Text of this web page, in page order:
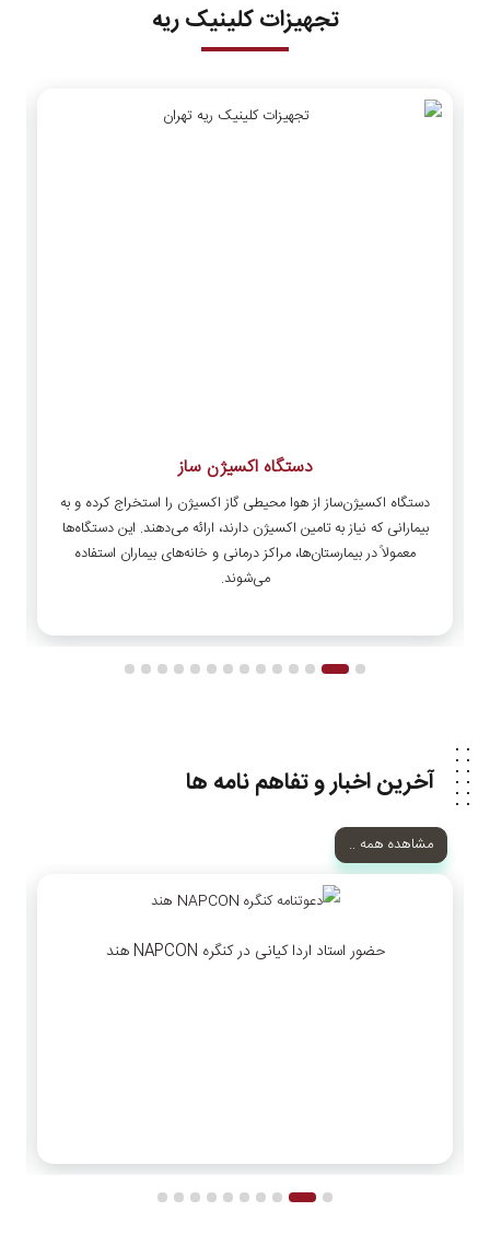
تجهیزات کلینیک ریه
دستگاه اکسیژن ساز
دستگاه اکسیژن‌ساز از هوا محیطی گاز اکسیژن را استخراج کرده و به
بیمارانی که نیاز به تامین اکسیژن دارند، ارائه می‌دهند. این دستگاه‌ها
معمولاً در بیمارستان‌ها، مراکز درمانی و خانه‌های بیماران استفاده
می‌شوند.
آخرین اخبار و تفاهم نامه ها
مشاهده همه ..
حضور استاد اردا کیانی در کنگره NAPCON هند